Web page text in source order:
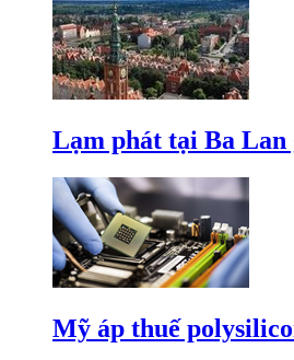
Lạm phát tại Ba Lan
Mỹ áp thuế